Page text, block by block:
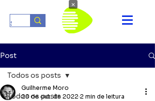
Post
Todos os posts
Todos os posts
Guilherme Moro
20 de out. de 2022 2 min de leitura
×